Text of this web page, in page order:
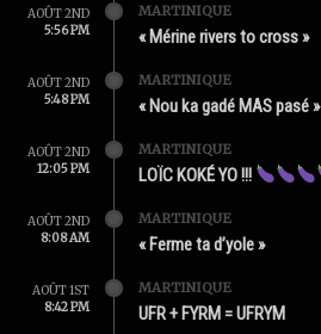
AOÛT 2ND
5:56 PM
MARTINIQUE
« Mérine rivers to cross »
AOÛT 2ND
5:48 PM
MARTINIQUE
« Nou ka gadé MAS pasé »
AOÛT 2ND
12:05 PM
MARTINIQUE
LOÏC KOKÉ YO !!!
AOÛT 2ND
8:08 AM
MARTINIQUE
« Ferme ta d’yole »
AOÛT 1ST
8:42 PM
MARTINIQUE
UFR + FYRM = UFRYM